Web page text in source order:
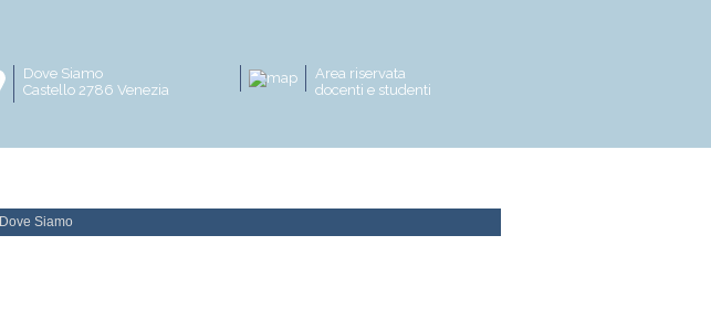
Dove Siamo
Castello 2786 Venezia
Area riservata
docenti e studenti
Dove Siamo